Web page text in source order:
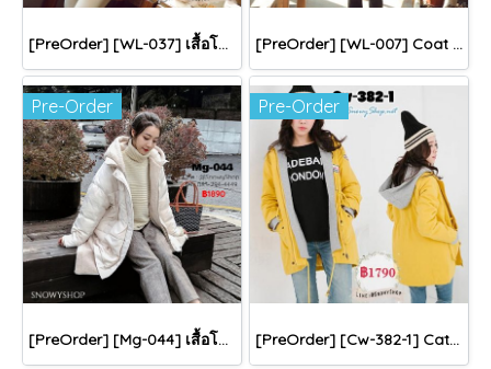
[PreOrder] [WL-037] เสื้อโค้ทกันหนาวสีชมพูเข้ม ผ้าวูลสวย ปกเทา มีกระเป๋าข้าง [PreOrder] [WL-007] Coat เสื้อโค้ทกันหนาวสีแดงโค้ททรงสูทยาวปกกว้าง ดูดีมากๆค่ะ
Pre-Order
[PreOrder] [Mg-044] เสื้อโค้ทกันหนาวขนเป็ดสีครีมอ่อน มีหมวกฮู้ดวูลกันหนาว เป็นซิปด้านหน้า กันหนาวอุ่นมากค่ะ
Pre-Order
[PreOrder] [Cw-382-1] CatWorld เสื้อโค้ทกันหนาวมีฮู้ด โค้ทสีเหลืองซับในสีเทาตัด สีเด่นมากค่ะ